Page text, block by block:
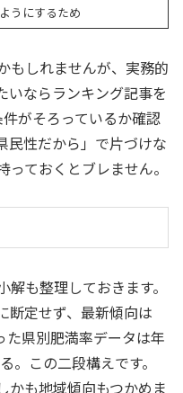
うにするため
もしれませんが、実務的
いならランキング記事を
がそろっているか確認
民性だから」で片づけな
ておくとブレません。
も整理しておきます。
断定せず、最新傾向は
県別肥満率データは年
。この二段構えです。
かも地域傾向もつかめま